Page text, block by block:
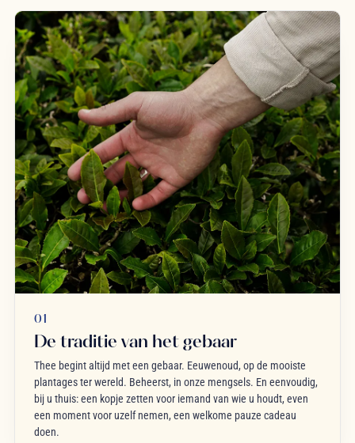
01
De traditie van het gebaar
Thee begint altijd met een gebaar. Eeuwenoud, op de mooiste
plantages ter wereld. Beheerst, in onze mengsels. En eenvoudig,
bij u thuis: een kopje zetten voor iemand van wie u houdt, even
een moment voor uzelf nemen, een welkome pauze cadeau
doen.